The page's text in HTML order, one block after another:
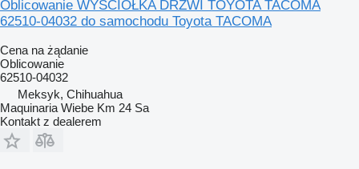
Oblicowanie WYŚCIÓŁKA DRZWI TOYOTA TACOMA
62510-04032 do samochodu Toyota TACOMA
Cena na żądanie
Oblicowanie
62510-04032
Meksyk, Chihuahua
Maquinaria Wiebe Km 24 Sa
Kontakt z dealerem